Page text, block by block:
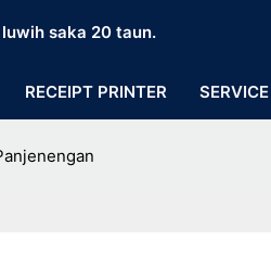
saka 20 taun.
RECEIPT PRINTER SERVICE